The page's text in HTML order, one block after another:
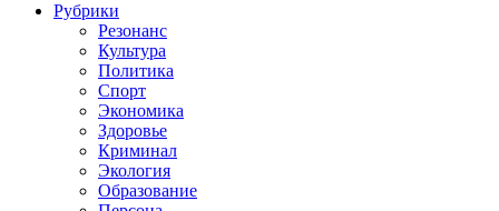
Рубрики
Резонанс
Культура
Политика
Спорт
Экономика
Здоровье
Криминал
Экология
Образование